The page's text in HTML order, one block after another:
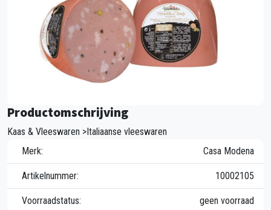
Productomschrijving
Kaas & Vleeswaren >Italiaanse vleeswaren
Merk:
Casa Modena
Artikelnummer: 10002105
Voorraadstatus: geen voorraad